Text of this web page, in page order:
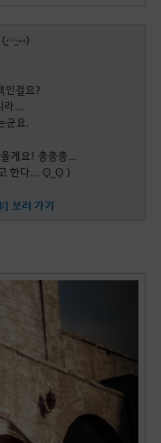
인걸요?
라…
군요.
게요! 총총총...
한다… ʘ̥_ʘ̥ )
보러 가기